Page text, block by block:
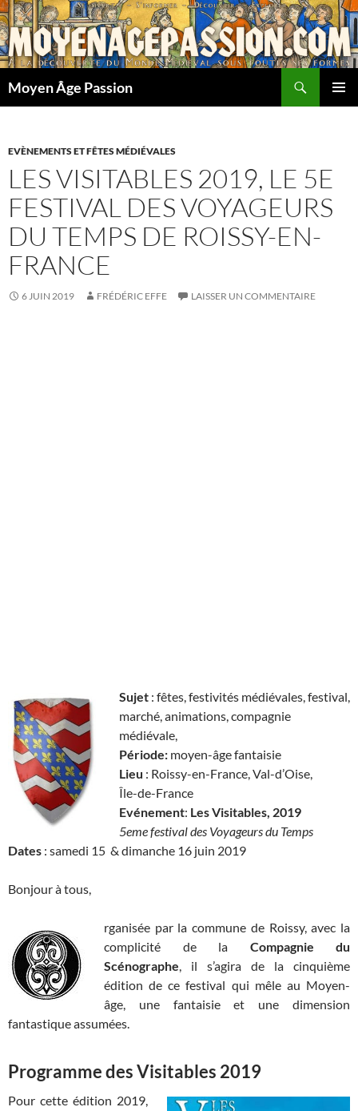
Aller
au
contenu
Moyen Âge Passion
EVÈNEMENTS ET FÊTES MÉDIÉVALES
LES VISITABLES 2019, LE 5E
FESTIVAL DES VOYAGEURS
DU TEMPS DE ROISSY-EN-
FRANCE
6 JUIN 2019 FRÉDÉRIC EFFE LAISSER UN COMMENTAIRE
Sujet : fêtes, festivités médiévales, festival,
marché, animations, compagnie
médiévale,
Période: moyen-âge fantaisie
Lieu : Roissy-en-France, Val-d’Oise,
Île-de-France
Evénement: Les Visitables, 2019
5eme festival des Voyageurs du Temps
Dates : samedi 15 & dimanche 16 juin 2019
Bonjour à tous,
rganisée par la commune de Roissy, avec la
complicité de la Compagnie du
Scénographe, il s’agira de la cinquième
édition de ce festival qui mêle au Moyen-
âge, une fantaisie et une dimension
fantastique assumées.
Programme des Visitables 2019
Pour cette édition 2019,